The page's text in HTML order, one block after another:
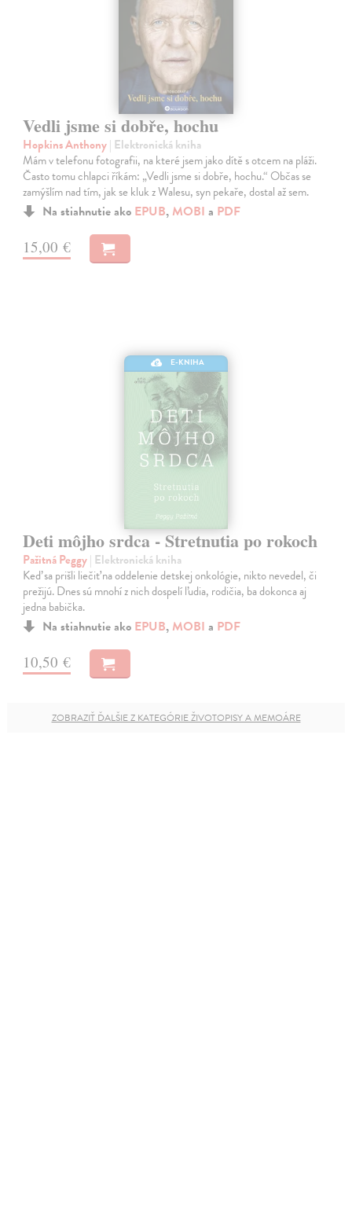
Vedli jsme si dobře, hochu
Hopkins Anthony| Elektronická kniha
Mám v telefonu fotografii, na které jsem jako dítě s otcem na pláži.
Často tomu chlapci říkám: „Vedli jsme si dobře, hochu.“ Občas se
zamýšlím nad tím, jak se kluk z Walesu, syn pekaře, dostal až sem.
Na stiahnutie ako EPUB, MOBI a PDF
15,00 €
E-KNIHA
Deti môjho srdca - Stretnutia po rokoch
Pažitná Peggy| Elektronická kniha
Keď sa prišli liečiť na oddelenie detskej onkológie, nikto nevedel, či
prežijú. Dnes sú mnohí z nich dospelí ľudia, rodičia, ba dokonca aj
jedna babička.
Na stiahnutie ako EPUB, MOBI a PDF
10,50 €
ZOBRAZIŤ ĎALŠIE Z KATEGÓRIE ŽIVOTOPISY A MEMOÁRE